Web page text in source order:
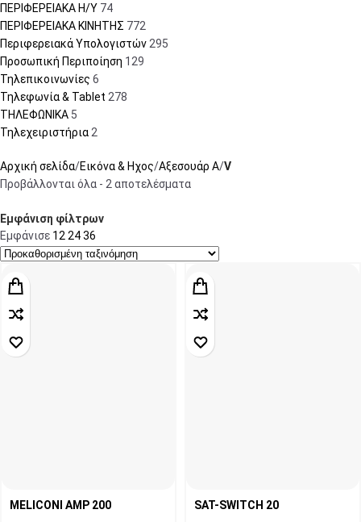
ΠΕΡΙΦΕΡΕΙΑΚΑ Η/Υ 74
ΠΕΡΙΦΕΡΕΙΑΚΑ ΚΙΝΗΤΗΣ 772
Περιφερειακά Υπολογιστών 295
Προσωπική Περιποίηση 129
Τηλεπικοινωνίες 6
Τηλεφωνία & Tablet 278
ΤΗΛΕΦΩΝΙΚΑ 5
Τηλεχειριστήρια 2
Αρχική σελίδα Εικόνα & Ηχος Αξεσουάρ A V
Προβάλλονται όλα - 2 αποτελέσματα
Εμφάνιση φίλτρων
Εμφάνισε 12 2436
MELICONI AMP 200 SAT-SWITCH 20